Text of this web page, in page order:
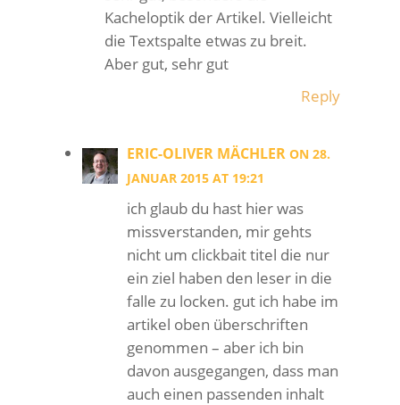
Kacheloptik der Artikel. Vielleicht
die Textspalte etwas zu breit.
Aber gut, sehr gut
Reply
ERIC-OLIVER MÄCHLER ON 28.
JANUAR 2015 AT 19:21
ich glaub du hast hier was
missverstanden, mir gehts
nicht um clickbait titel die nur
ein ziel haben den leser in die
falle zu locken. gut ich habe im
artikel oben überschriften
genommen – aber ich bin
davon ausgegangen, dass man
auch einen passenden inhalt